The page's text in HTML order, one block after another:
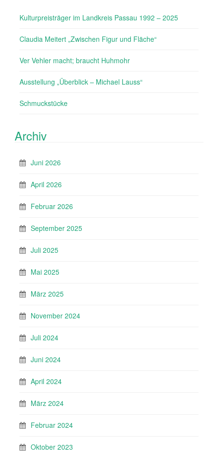
Kulturpreisträger im Landkreis Passau 1992 – 2025
Claudia Meitert „Zwischen Figur und Fläche“
Ver Vehler macht; braucht Huhmohr
Ausstellung „Überblick – Michael Lauss“
Schmuckstücke
Archiv
Juni 2026
April 2026
Februar 2026
September 2025
Juli 2025
Mai 2025
März 2025
November 2024
Juli 2024
Juni 2024
April 2024
März 2024
Februar 2024
Oktober 2023